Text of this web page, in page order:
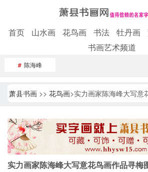
首页 山水画 花鸟画 书法 牡丹画
书画艺术频道
# 陈海峰
萧县书画>> 花鸟画>实力画家陈海峰大写意
实力画家陈海峰大写意花鸟画作品寻梅